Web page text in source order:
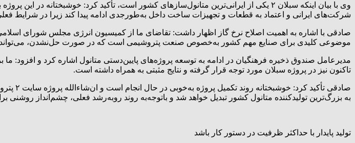
وی با بیان اینکه سبلان ۲ یکی از ایرانی‌ترین متانول‌سازهای کشور است، تأکید کرد:
شرکت‌های ایرانی و اعتماد به قطعات و تجهیزات ساخت داخل به‌طورجدی ادامه پیدا کند زیرا در شرایط
صادقی با اشاره به اهمیت اصلاح نرخ گاز اظهار داشت: تقاضای ما از کمیسیون انرژی مجلس شورای
موضوعی کلیدی برای صنایع مهم کشور به‌خصوص صنعت پتروشیمی است که در صورت حل‌نشدن، می‌تواند
مدیرعامل صندوق ذخیره فرهنگیان در ادامه به توسعه پروژه‌های پایین‌دستی متانول اشاره کرد و افزود:
تاکنون نیز در پروژه سبلان مورد توجه قرار گرفته و نتایج مثبتی به همراه داشته است.
صادقی
به بزرگ‌ترین تولیدکننده متانول کشور تبدیل خواهد شد و باتوجه‌به روند روبه‌رشد فعلی، چشم‌انداز
تولید پایدار با حداکثر ظرفیت در دستور کار باشد